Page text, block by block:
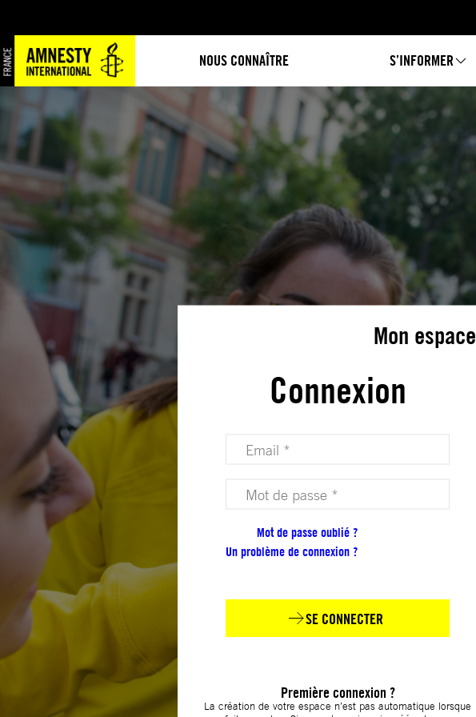
NOUS CONNAÎTRE S’INFORMER
Mon espace
Connexion
Votre adresse email (obligatoire)
Votre mot de passe (obligatoire)
Mot de passe oublié ?
Un problème de connexion ?
SE CONNECTER
Première connexion ?
La création de votre espace n’est pas automatique lorsque